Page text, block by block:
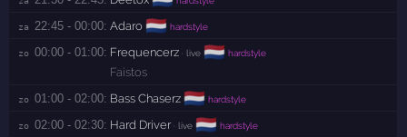
za 22:45 - 00:00: Adaro 🇳🇱 hardstyle
zo 00:00 - 01:00: Frequencerz · live 🇳🇱 hardstyle
Faistos
zo 01:00 - 02:00: Bass Chaserz 🇳🇱 hardstyle
zo 02:00 - 02:30: Hard Driver· live 🇳🇱 hardstyle